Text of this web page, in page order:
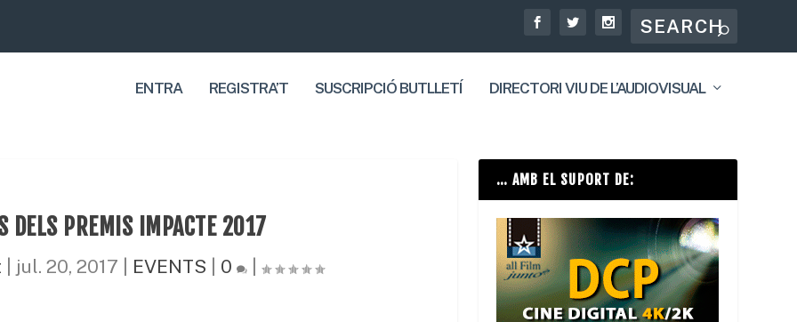
ENTRA REGISTRA’T SUSCRIPCIÓ BUTLLETÍ DIRECTORI VIU DE L’AUDIOVISUAL
DELS PREMIS IMPACTE 2017
jul. 20, 2017 EVENTS 0 |
… AMB EL SUPORT DE: